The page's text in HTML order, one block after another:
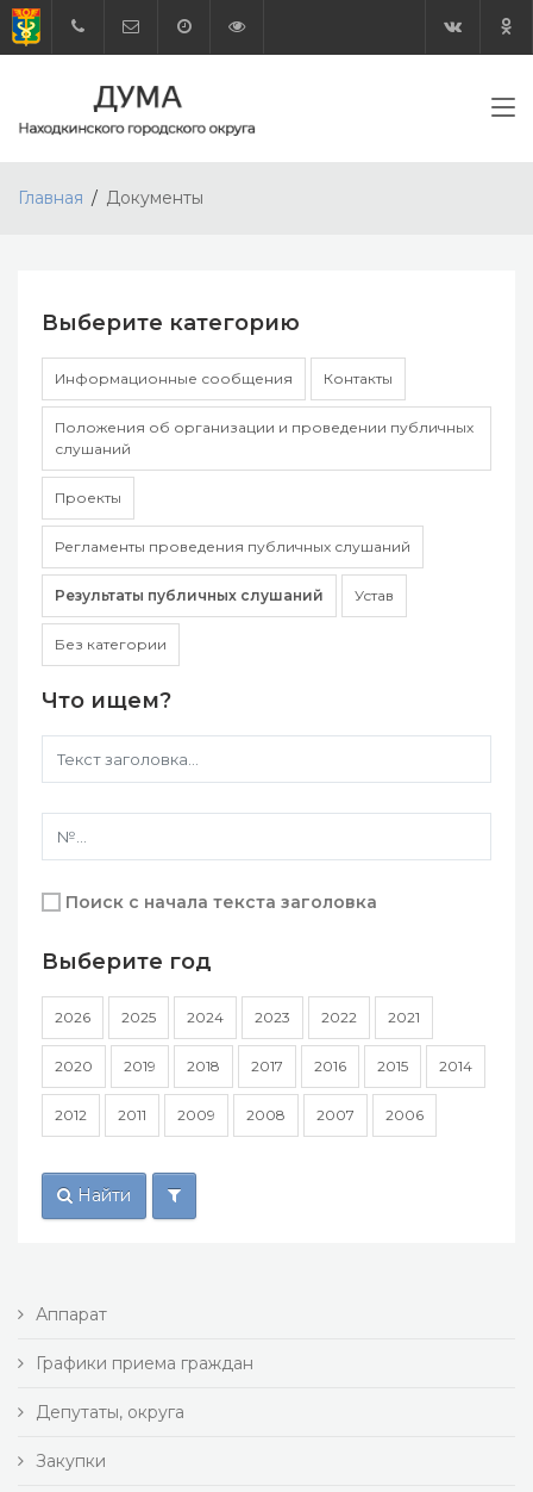
Главная Документы
Выберите категорию
Информационные сообщения Контакты
Положения об организации и проведении публичных
слушаний
Проекты
Регламенты проведения публичных слушаний
Результаты публичных слушаний Устав
Без категории
Что ищем?
Поиск с начала текста заголовка
Выберите год
2026 2025 2024 2023 2022 2021
2020 2019 2018 2017 2016 2015 2014
2012 2011 2009 2008 2007 2006
Найти
Аппарат
Графики приема граждан
Депутаты, округа
Закупки